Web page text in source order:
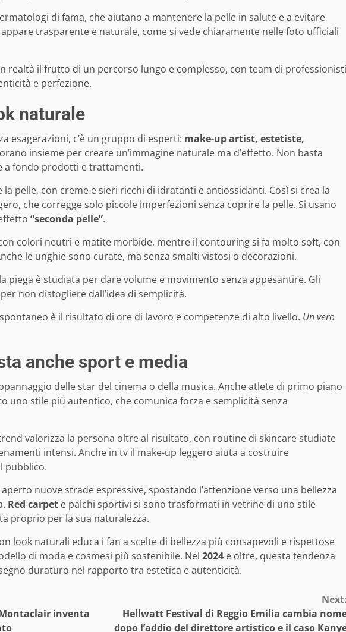
di fama, che aiutano a mantenere la pelle in salute e a evitare
trasparente e naturale, come si vede chiaramente nelle foto ufficiali
realtà il frutto di un percorso lungo e complesso, con team di professionisti
e perfezione.
naturale
esagerazioni, c’è un gruppo di esperti: make-up artist, estetiste,
insieme per creare un’immagine naturale ma d’effetto. Non basta
a fondo prodotti e trattamenti.
pelle, con creme e sieri ricchi di idratanti e antiossidanti. Così si crea la
che corregge solo piccole imperfezioni senza coprire la pelle. Si usano
“seconda pelle”.
colori neutri e matite morbide, mentre il contouring si fa molto soft, con
le unghie sono curate, ma senza smalti vistosi o decorazioni.
piega è studiata per dare volume e movimento senza appesantire. Gli
non distogliere dall’idea di semplicità.
è il risultato di ore di lavoro e competenze di alto livello. Un vero
anche sport e media
delle star del cinema o della musica. Anche atlete di primo piano
uno stile più autentico, che comunica forza e semplicità senza
valorizza la persona oltre al risultato, con routine di skincare studiate
intensi. Anche in tv il make-up leggero aiuta a costruire
pubblico.
nuove strade espressive, spostando l’attenzione verso una bellezza
Red carpet e palchi sportivi si sono trasformati in vetrine di uno stile
proprio per la sua naturalezza.
look naturali educa i fan a scelte di bellezza più consapevoli e rispettose
di moda e cosmesi più sostenibile. Nel 2024 e oltre, questa tendenza
duraturo nel rapporto tra estetica e autenticità.
inventa
Hellwatt Festival di Reggio Emilia cambia
dopo l’addio del direttore artistico e il caso